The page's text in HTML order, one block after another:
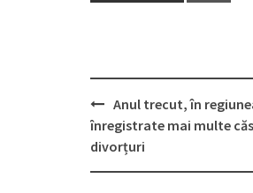
Post
navigation
Anul trecut, în
înregistrate mai multe
divorțuri